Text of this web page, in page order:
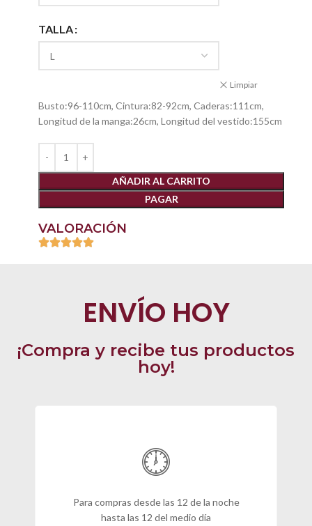
TALLA
Limpiar
Busto:96-110cm, Cintura:82-92cm, Caderas:111cm,
Longitud de la manga:26cm, Longitud del vestido:155cm
AÑADIR AL CARRITO
PAGAR
VALORACIÓN
ENVÍO HOY
¡Compra y recibe tus productos
hoy!
Para compras desde las 12 de la noche
hasta las 12 del medio día